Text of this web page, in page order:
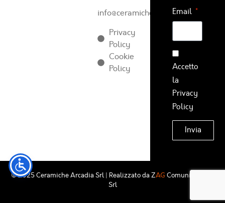
info@ceramichearcadia.com
Privacy
Policy
Cookie
Policy
Email
Accetto
la
Privacy
Policy
Invia
© 2025 Ceramiche Arcadia Srl | Realizzato da ZAG Comunicazione
Srl